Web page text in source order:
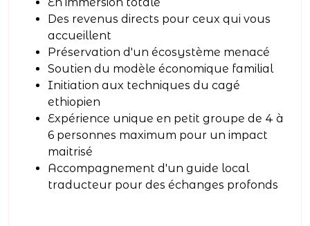
Des revenus directs pour ceux qui vous
accueillent
Préservation d'un écosystème menacé
Soutien du modèle économique familial
Initiation aux techniques du cagé
ethiopien
Expérience unique en petit groupe de 4 à
6 personnes maximum pour un impact
maitrisé
Accompagnement d'un guide local
traducteur pour des échanges profonds